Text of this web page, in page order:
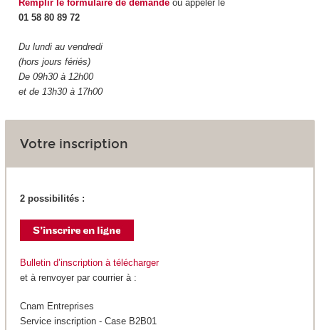
Remplir le formulaire de demandeou appeler le
01 58 80 89 72
Du lundi au vendredi
(hors jours fériés)
De 09h30 à 12h00
et de 13h30 à 17h00
Votre inscription
2 possibilités :
Bulletin d’inscription à télécharger
et à renvoyer par courrier à :
Cnam Entreprises
Service inscription - Case B2B01